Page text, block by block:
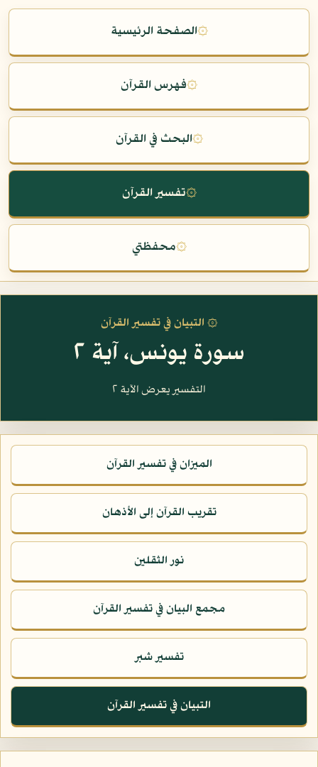
۞الصفحة الرئيسية
۞فهرس القرآن
۞البحث في القرآن
۞تفسير القرآن
۞محفظتي
۞ التبيان في تفسير القرآن
سورة يونس، آية ٢
التفسير يعرض الآية ٢
الميزان في تفسير القرآن
تقريب القرآن إلى الأذهان
نور الثقلين
مجمع البيان في تفسير القرآن
تفسير شبر
التبيان في تفسير القرآن